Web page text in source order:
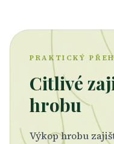
PRAKTICKÝ
Citlivé
hrobu
Výkop hrobu